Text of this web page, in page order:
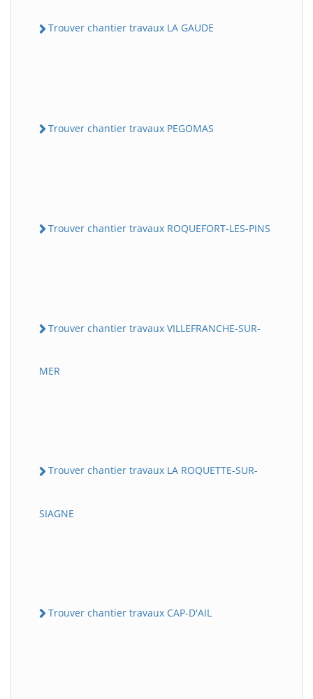
Trouver chantier travaux LA GAUDE
Trouver chantier travaux PEGOMAS
Trouver chantier travaux ROQUEFORT-LES-PINS
Trouver chantier travaux VILLEFRANCHE-SUR-
MER
Trouver chantier travaux LA ROQUETTE-SUR-
SIAGNE
Trouver chantier travaux CAP-D'AIL